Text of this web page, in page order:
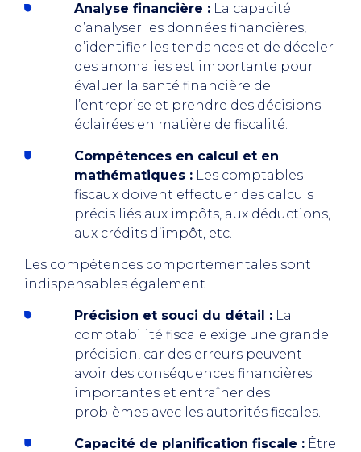
Analyse financière : La capacité
d’analyser les données financières,
d’identifier les tendances et de déceler
des anomalies est importante pour
évaluer la santé financière de
l’entreprise et prendre des décisions
éclairées en matière de fiscalité.
Compétences en calcul et en
mathématiques : Les comptables
fiscaux doivent effectuer des calculs
précis liés aux impôts, aux déductions,
aux crédits d’impôt, etc.
Les compétences comportementales sont
indispensables également :
Précision et souci du détail : La
comptabilité fiscale exige une grande
précision, car des erreurs peuvent
avoir des conséquences financières
importantes et entraîner des
problèmes avec les autorités fiscales.
Capacité de planification fiscale : Être